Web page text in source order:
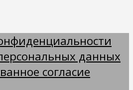
данных
согласие